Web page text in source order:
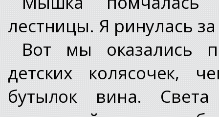
лестницы. Я ринулась
Вот мы оказались
детских колясочек,
бутылок вина.